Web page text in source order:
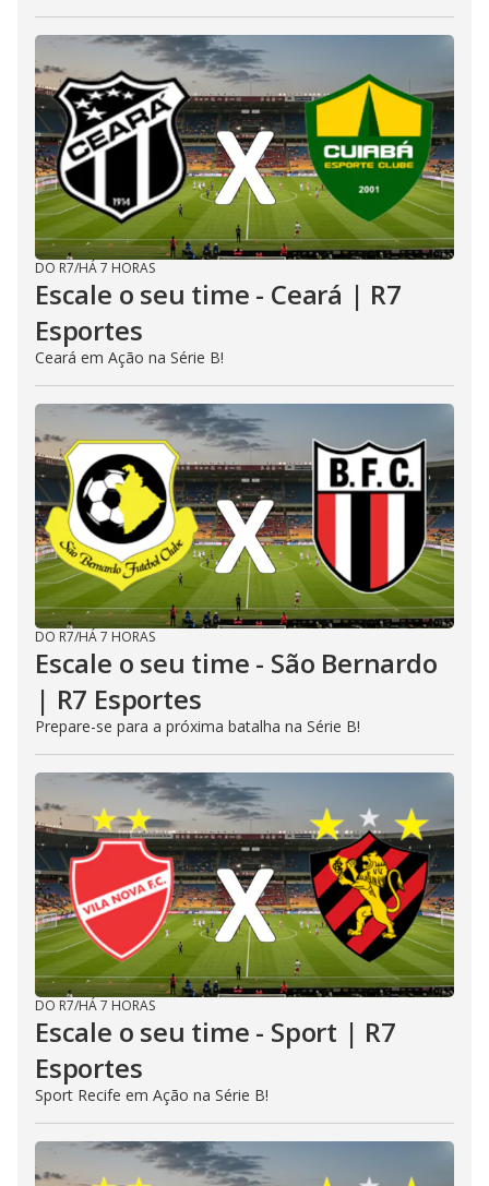
DO R7/HÁ 7 HORAS
Escale o seu time - Ceará | R7
Esportes
Ceará em Ação na Série B!
DO R7/HÁ 7 HORAS
Escale o seu time - São Bernardo
| R7 Esportes
Prepare-se para a próxima batalha na Série B!
DO R7/HÁ 7 HORAS
Escale o seu time - Sport | R7
Esportes
Sport Recife em Ação na Série B!